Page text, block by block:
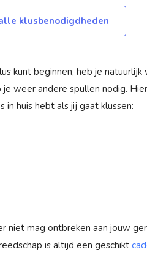
klusbenodigdheden
kunt beginnen, heb je
weer andere spullen nodig.
huis hebt als jij gaat klussen:
niet mag ontbreken aan jouw
is altijd een geschikt